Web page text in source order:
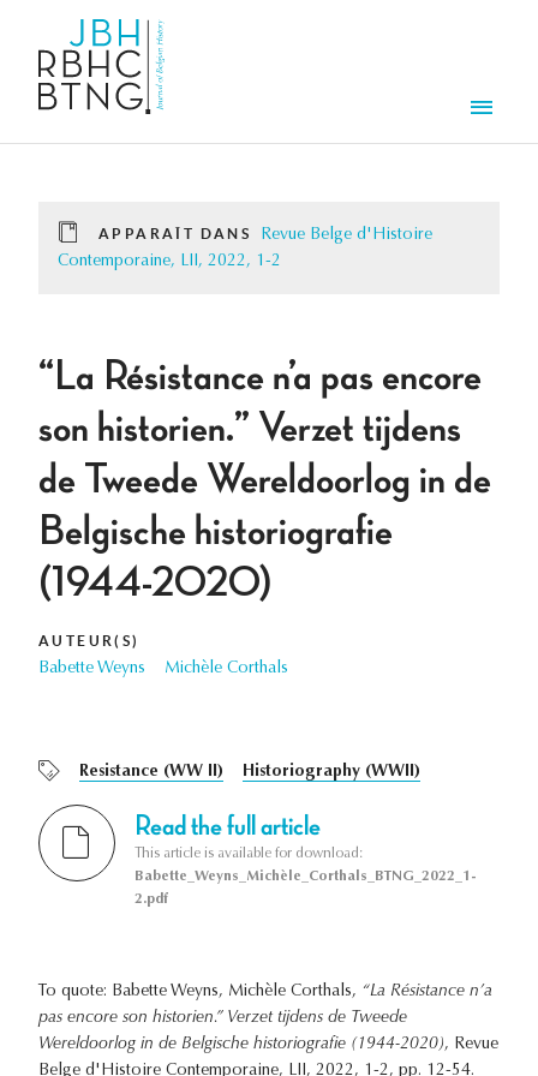
APPARAÎT DANS
Revue Belge d'Histoire
Contemporaine, LII, 2022, 1-2
“La Résistance n’a pas encore
son historien.” Verzet tijdens
de Tweede Wereldoorlog in de
Belgische historiografie
(1944-2020)
AUTEUR(S)
Babette Weyns Michèle Corthals
Resistance (WW II) Historiography (WWII)
Read the full article
This article is available for download:
Babette_Weyns_Michèle_Corthals_BTNG_2022_1-
2.pdf
To quote: Babette Weyns, Michèle Corthals, “La Résistance n’a
pas encore son historien.” Verzet tijdens de Tweede
Wereldoorlog in de Belgische historiografie (1944-2020), Revue
Belge d'Histoire Contemporaine, LII, 2022, 1-2, pp. 12-54.